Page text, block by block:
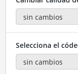
Selecciona el